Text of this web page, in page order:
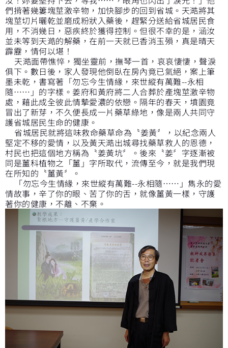
們揹著幾簍塊莖激辛物，加快腳步的回到省城。天澔將其
塊莖切片曬乾並磨成粉狀入藥後，趕緊分送給省城居民食
用，不消幾日，惡疾終於獲得控制。但很不幸的是，涵汝
並未等到天澔的解藥，在前一天就已香消玉殞，真是晴天
霹靂，情何以堪！
天澔面帶憔悴，獨坐靈前，撫琴一首，哀哀悽悽，聲淚
俱下。數日後，家人發現他倒臥在房內竟已氣絕，案上筆
墨未乾，書寫著「勿忘今生情緣，來世縱有萬難--永相
隨……」的字樣。姜府和黃府將二人合葬於產塊莖激辛物
處，藉此成全彼此情摯愛濃的依戀。隔年的春天，墳園竟
冒出了新芽，不久便長成一片藥草綠地，像是兩人共同守
護省城居民生命的健康。
省城居民就將這味救命藥草命為〝姜黃〞，以紀念兩人
堅定不移的愛情，以及黃天澔出城尋找藥草救人的恩德，
村民也把這個地方稱為〝姜黃坑〞。後來〝姜〞字逐漸被
同是薑科植物之「薑」字所取代，流傳至今，就是我們現
在所知的〝薑黃〞。
「勿忘今生情緣，來世縱有萬難--永相隨……」雋永的愛
情故事，辛了你的眼、苦了你的舌，就像薑黃一樣，守護
著你的健康，不離、不棄。